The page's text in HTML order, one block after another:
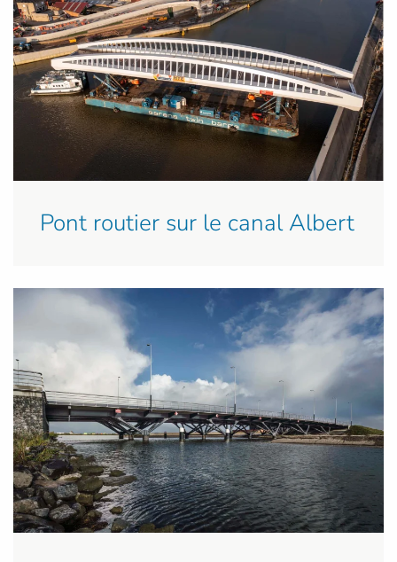
Pont routier sur le canal Albert